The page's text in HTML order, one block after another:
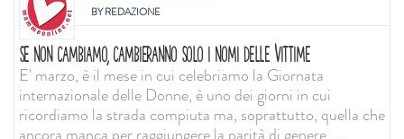
BYREDAZIONE
SE NON CAMBIAMO, CAMBIERANNO SOLO I NOMI DELLE VITTIME
E' marzo, è il mese in cui celebriamo la Giornata
internazionale delle Donne, è uno dei giorni in cui
ricordiamo la strada compiuta ma, soprattutto, quella che
ancora manca per raggiungere la parità di genere. ...